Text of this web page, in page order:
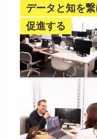
■プロダクト
建設会社・ゼネコン向
ール」を開発・運営し
に現場技術者の配置計
言われている建設業の
コスト削減を実現するサ
▶https://buildscale.jp/
データと知を
促進する